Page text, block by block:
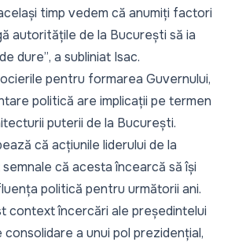
timp vedem că anumiți factori
autoritățile de la București să ia
dure”, a subliniat Isac.
pentru formarea Guvernului,
politică are implicații pe termen
puterii de la București.
că acțiunile liderului de la
că acesta încearcă să își
politică pentru următorii ani.
context încercări ale președintelui
consolidare a unui pol prezidențial,